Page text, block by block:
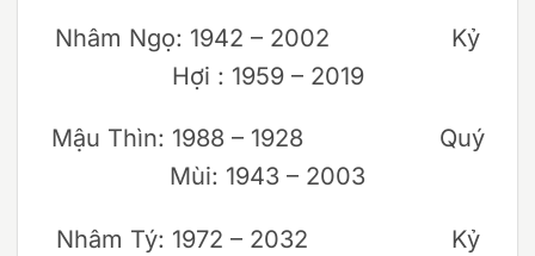
Nhâm Ngọ: 1942 – 2002 Kỷ
Hợi : 1959 – 2019
Mậu Thìn: 1988 – 1928 Quý
Mùi: 1943 – 2003
Nhâm Tý: 1972 – 2032 Kỷ